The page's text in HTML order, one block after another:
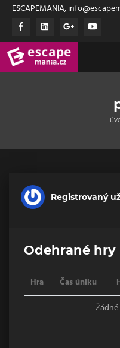
ESCAPEMANIA,
Registrovaný
Odehrané hry
Hra Čas úniku